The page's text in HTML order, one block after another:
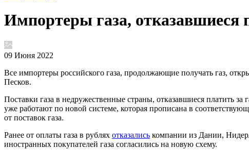
Импортеры газа, отказавшиеся
09 Июня 2022
Все импортеры российского газа, продолжающие получать газ,
Песков.
Поставки газа в недружественные страны, отказавшиеся платить
уже работают по новой системе, которая прописана в
от поставок газа.
Ранее от оплаты газа в рублях отказались компании из Дании,
иностранных покупателей газа согласились на новую схему.